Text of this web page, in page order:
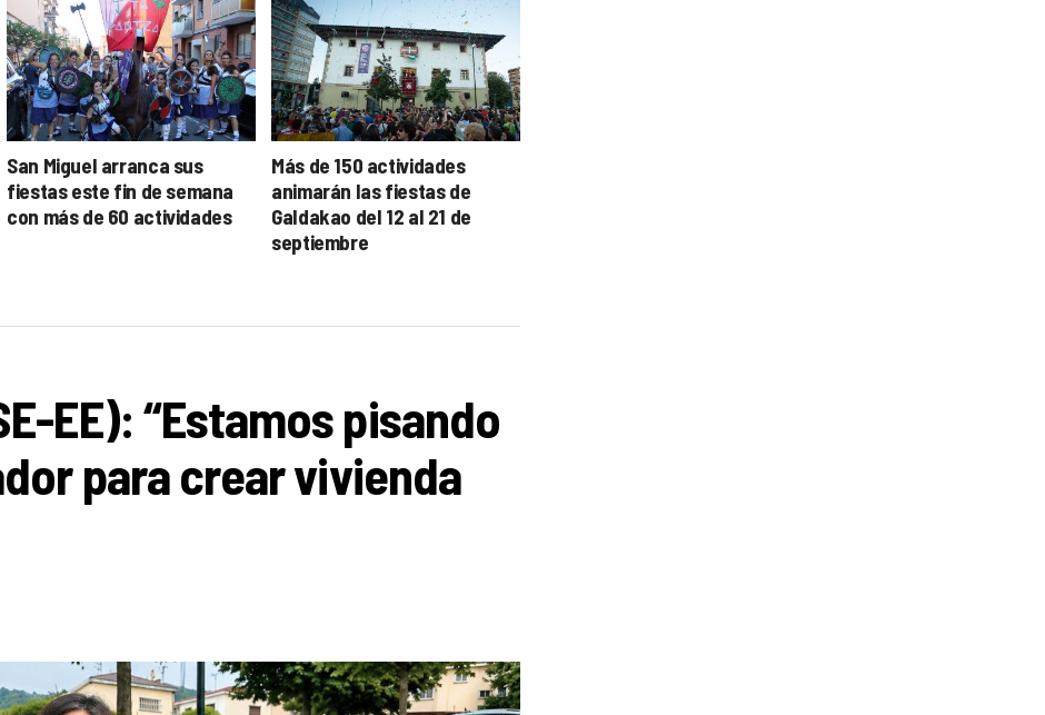
San Miguel arranca sus
fiestas este fin de semana
con más de 60 actividades
Más de 150 actividades
animarán las fiestas de
Galdakao del 12 al 21 de
septiembre
EE): “Estamos pisando
para crear vivienda